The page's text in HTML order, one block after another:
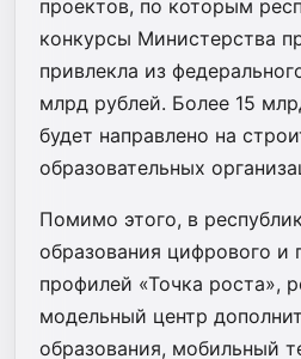
проектов, по которым
конкурсы Министерства
привлекла из
млрд рублей. Более 15
будет направлено на
образовательных
Помимо этого, в
образования цифрового и
профилей «Точка роста»,
модельный центр
образования, мобильный